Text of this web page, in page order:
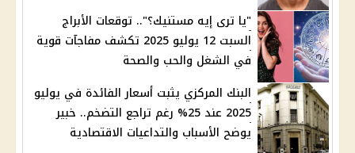
"يا ترى إيه مستنيك؟".. توقعات الأبراج
السبت 12 يوليو 2025 تكشف مفاجآت قوية
في الشغل والحب والصحة
البنك المركزي يثبت أسعار الفائدة في يوليو
2025 عند 25% رغم تراجع التضخم.. خبير
يوضح الأسباب والتداعيات الاقتصادية